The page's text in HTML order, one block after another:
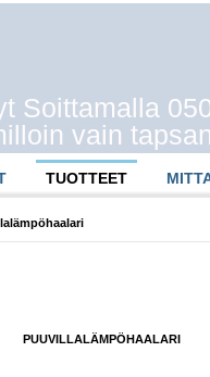
Soittamalla
vain
TUOTTEET
PUUVILLALÄMPÖHAALARI